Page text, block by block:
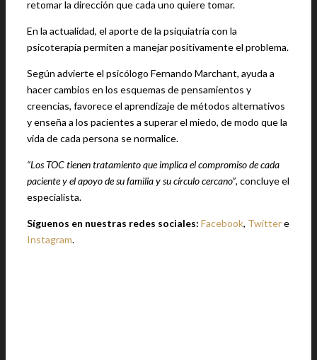
retomar la dirección que cada uno quiere tomar.
En la actualidad, el aporte de la psiquiatría con la
psicoterapia permiten a manejar positivamente el problema.
Según advierte el psicólogo Fernando Marchant, ayuda a
hacer cambios en los esquemas de pensamientos y
creencias, favorece el aprendizaje de métodos alternativos
y enseña a los pacientes a superar el miedo, de modo que la
vida de cada persona se normalice.
“Los TOC tienen tratamiento que implica el compromiso de cada
paciente y el apoyo de su familia y su círculo cercano”, concluye el
especialista.
Síguenos en nuestras redes sociales: Facebook, Twittere
Instagram.